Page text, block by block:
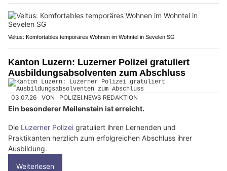
Veltus: Komfortables temporäres Wohnen im Wohntel in Sevelen SG
Kanton Luzern: Luzerner Polizei gratuliert
Ausbildungsabsolventen zum Abschluss
03.07.26 VON POLIZEI.NEWS REDAKTION
Ein besonderer Meilenstein ist erreicht.
Die Luzerner Polizei gratuliert ihren Lernenden und
Praktikanten herzlich zum erfolgreichen Abschluss ihrer
Ausbildung.
Weiterlesen